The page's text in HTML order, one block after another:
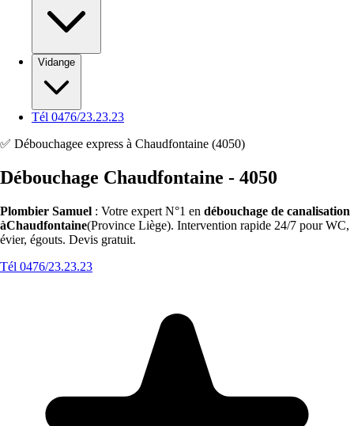
Vidange
Tél 0476/23.23.23
✅ Débouchagee express à Chaudfontaine (4050)
Débouchage Chaudfontaine - 4050
Plombier Samuel : Votre expert N°1 en débouchage de canalisation
àChaudfontaine(Province Liège). Intervention rapide 24/7 pour WC,
évier, égouts. Devis gratuit.
Tél 0476/23.23.23